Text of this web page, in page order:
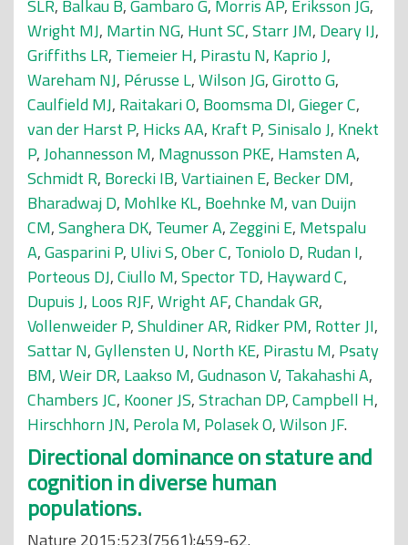
SLR, Balkau B,Gambaro G, Morris AP, Eriksson JG,
Wright MJ, Martin NG, Hunt SC,Starr JM, Deary IJ,
Griffiths LR, Tiemeier H, Pirastu N, Kaprio J,
Wareham NJ, Pérusse L,Wilson JG,Girotto G,
Caulfield MJ, Raitakari O, Boomsma DI,Gieger C,
van der Harst P, Hicks AA, Kraft P,Sinisalo J, Knekt
P,Johannesson M, Magnusson PKE, Hamsten A,
Schmidt R, Borecki IB,Vartiainen E, Becker DM,
Bharadwaj D, Mohlke KL, Boehnke M,van Duijn
CM,Sanghera DK, Teumer A,Zeggini E, Metspalu
A,Gasparini P, Ulivi S,Ober C, Toniolo D, Rudan I,
Porteous DJ,Ciullo M,Spector TD, Hayward C,
Dupuis J, Loos RJF,Wright AF,Chandak GR,
Vollenweider P,Shuldiner AR, Ridker PM, Rotter JI,
Sattar N,Gyllensten U, North KE, Pirastu M, Psaty
BM,Weir DR, Laakso M,Gudnason V, Takahashi A,
Chambers JC, Kooner JS,Strachan DP,Campbell H,
Hirschhorn JN, Perola M, Polasek O,Wilson JF.
Directional dominance on stature and
cognition in diverse human
populations.
Nature 2015;523(7561):459-62.